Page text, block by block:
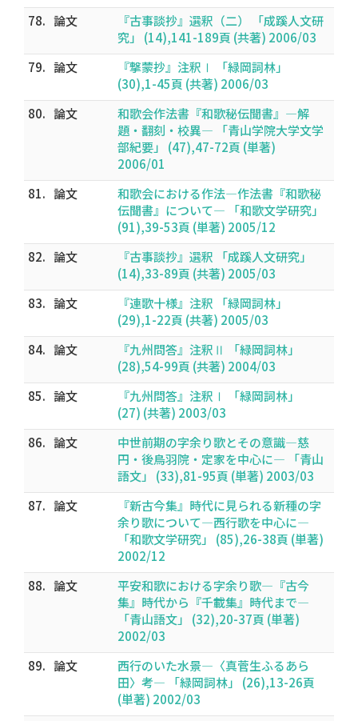
78. 論文
『古事談抄』選釈（二） 「成蹊人文研
究」 (14),141-189頁 (共著) 2006/03
79. 論文
『撃蒙抄』注釈Ⅰ 「緑岡詞林」
(30),1-45頁 (共著) 2006/03
80. 論文
和歌会作法書『和歌秘伝聞書』―解
題・翻刻・校異― 「青山学院大学文学
部紀要」 (47),47-72頁 (単著)
2006/01
81. 論文
和歌会における作法―作法書『和歌秘
伝聞書』について― 「和歌文学研究」
(91),39-53頁 (単著) 2005/12
82. 論文
『古事談抄』選釈 「成蹊人文研究」
(14),33-89頁 (共著) 2005/03
83. 論文
『連歌十様』注釈 「緑岡詞林」
(29),1-22頁 (共著) 2005/03
84. 論文
『九州問答』注釈Ⅱ 「緑岡詞林」
(28),54-99頁 (共著) 2004/03
85. 論文
『九州問答』注釈Ⅰ 「緑岡詞林」
(27) (共著) 2003/03
86. 論文
中世前期の字余り歌とその意識―慈
円・後鳥羽院・定家を中心に― 「青山
語文」 (33),81-95頁 (単著) 2003/03
87. 論文
『新古今集』時代に見られる新種の字
余り歌について―西行歌を中心に―
「和歌文学研究」 (85),26-38頁 (単著)
2002/12
88. 論文
平安和歌における字余り歌―『古今
集』時代から『千載集』時代まで―
「青山語文」 (32),20-37頁 (単著)
2002/03
89. 論文
西行のいた水景―〈真菅生ふるあら
田〉考― 「緑岡詞林」 (26),13-26頁
(単著) 2002/03